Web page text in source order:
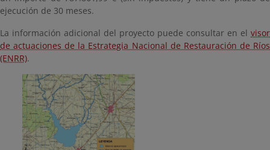
ejecución de 30 meses.
La información adicional del proyecto puede consultar en el visor
de actuaciones de la Estrategia Nacional de Restauración de Ríos
(ENRR).